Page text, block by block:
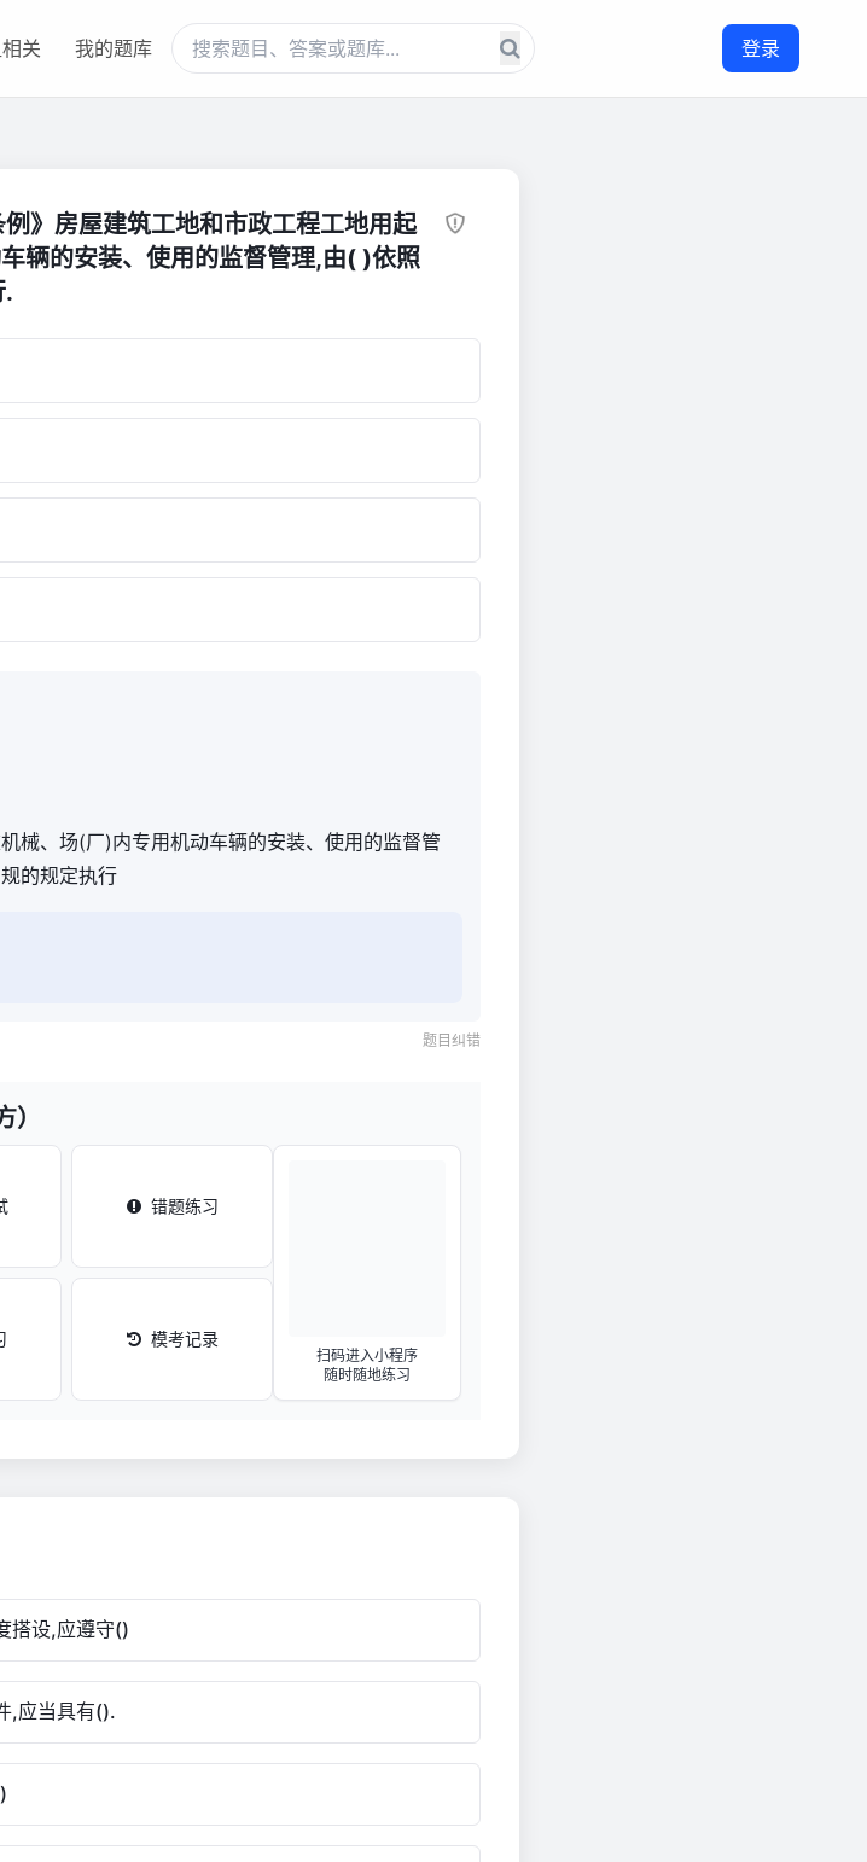
关 我的题库 登录
》房屋建筑工地和市政工程工地用起
辆的安装、使用的监督管理,由( )依照
.
械、场(厂)内专用机动车辆的安装、使用的监督管
的规定执行
题目纠错
错题练习
模考记录
扫码进入小程序
随时随地练习
搭设,应遵守()
,应当具有().